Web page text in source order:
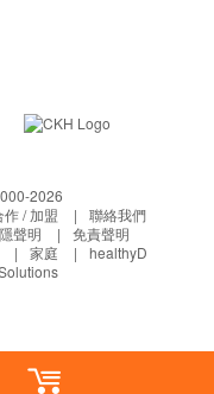
2026
/ 加盟
聯絡我們
聲明
免責聲明
家庭
healthyD